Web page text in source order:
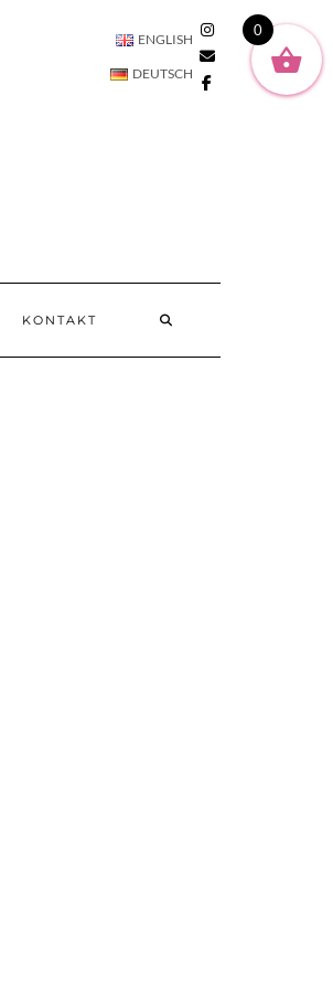
ENGLISH
DEUTSCH
SOCIAL2
KONTAKT
0